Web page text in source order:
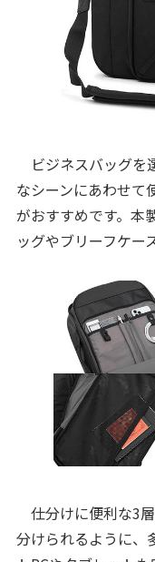
ビジネスバッグを
なシーンにあわせて
がおすすめです。本
ッグやブリーフケー
仕分けに便利な3
分けられるように、